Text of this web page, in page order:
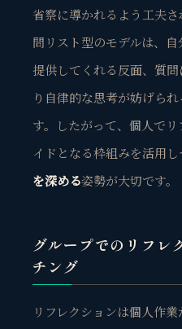
省察に導かれるよう工夫
問リスト型のモデルは、
提供してくれる反面、質
り自律的な思考が妨げら
す。したがって、 個人でリ
イドとなる枠組みを活用し
を深める姿勢が大切です。
グループでのリフレ
チング
リフレクションは個人作業